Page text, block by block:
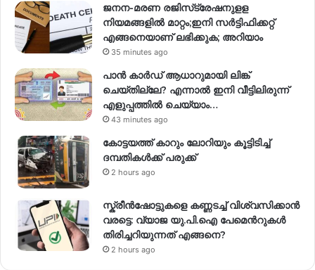
ജനന-മരണ രജിസ്‌ട്രേഷനുളള
നിയമങ്ങളില്‍ മാറ്റം;ഇനി സര്‍ട്ടിഫിക്കറ്റ്
എങ്ങനെയാണ് ലഭിക്കുക; അറിയാം
35 minutes ago
പാൻ കാർഡ് ആധാറുമായി ലിങ്ക്
ചെയ്തില്ലേ? എന്നാൽ ഇനി വീട്ടിലിരുന്ന്
എളുപ്പത്തിൽ ചെയ്യാം…
43 minutes ago
കോട്ടയത്ത് കാറും ലോറിയും കൂട്ടിടിച്ച്
ദമ്പതികള്‍ക്ക് പരുക്ക്
2 hours ago
സ്ക്രീൻഷോട്ടുകളെ കണ്ണടച്ച് വിശ്വസിക്കാൻ
വരട്ടെ: വ്യാജ യു.പി.ഐ പേമെന്‍റുകൾ
തിരിച്ചറിയുന്നത് എങ്ങനെ?
2 hours ago